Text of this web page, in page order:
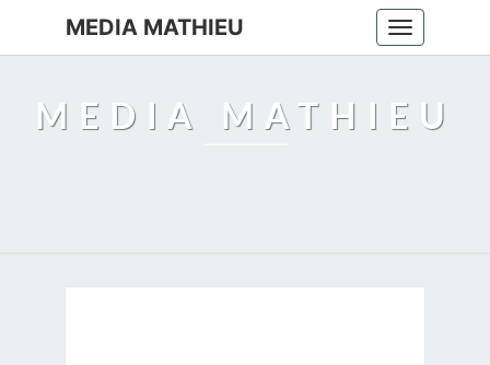
Toggle
navigation
MEDIA MATHIEU
MEDIA MATHIEU